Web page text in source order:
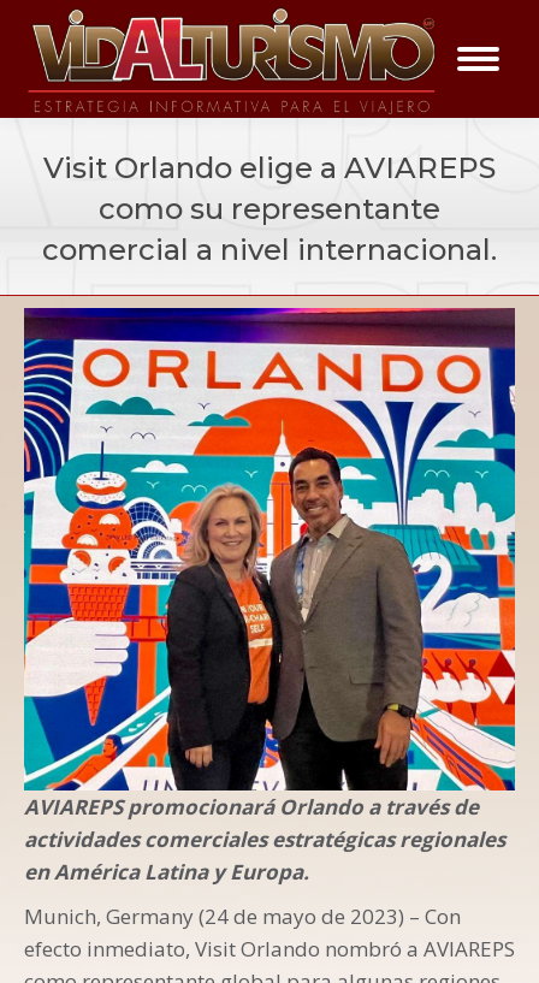
Visit Orlando elige a AVIAREPS
como su representante
comercial a nivel internacional.
Vida a la Noticia
Vida a La Noticia en el Momento
AVIAREPS promocionará Orlando a través de
actividades comerciales estratégicas regionales
en América Latina y Europa.
Munich, Germany (24 de mayo de 2023) – Con
efecto inmediato, Visit Orlando nombró a AVIAREPS